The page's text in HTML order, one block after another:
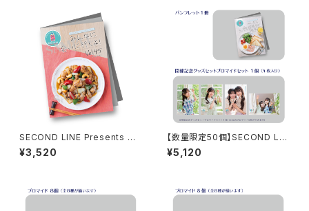
SECOND LINE Presents み
んなに会いに行くよ! 第45回 in
静岡 パンフレット
¥3,520
【数量限定50個】SECOND LIN
E Presents みんなに会いに行
くよ! 第46回 in 静岡 開催記念
¥5,120